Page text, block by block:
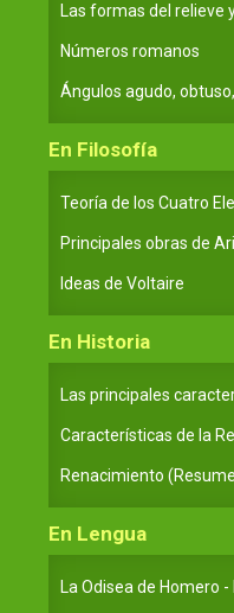
Las formas del relieve
Números romanos
Ángulos agudo, obtuso,
En Filosofía
Teoría de los Cuatro
Principales obras de
Ideas de Voltaire
En Historia
Las principales
Características de la
Renacimiento
En Lengua
La Odisea de Homero